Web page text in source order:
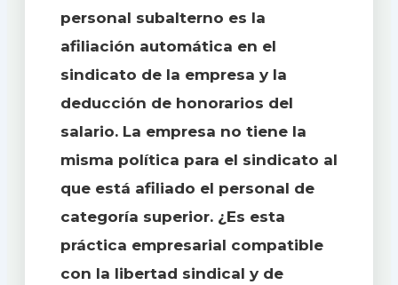
personal subalterno es la
afiliación automática en el
sindicato de la empresa y la
deducción de honorarios del
salario. La empresa no tiene la
misma política para el sindicato al
que está afiliado el personal de
categoría superior. ¿Es esta
práctica empresarial compatible
con la libertad sindical y de